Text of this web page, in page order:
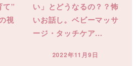
て”
視
い」とどうなるの？？怖
いお話し。ベビーマッサ
ージ・タッチケア…
投稿日
2022年11月9日